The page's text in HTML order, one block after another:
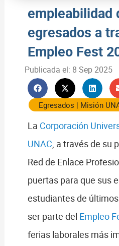
empleabilidad
egresados a
Empleo Fest
Publicada el: 8 Sep 2025
Egresados | Misión
La Corporación
UNAC, a través de su
Red de Enlace
puertas para que sus
estudiantes de
ser parte del Empleo
ferias laborales más